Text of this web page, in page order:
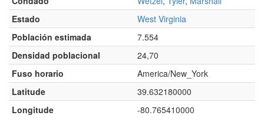
Estado
West Virginia
Población estimada
7.554
Densidad poblacional
24,70
Fuso horario
America/New_York
Latitude
39.632180000
Longitude
-80.765410000